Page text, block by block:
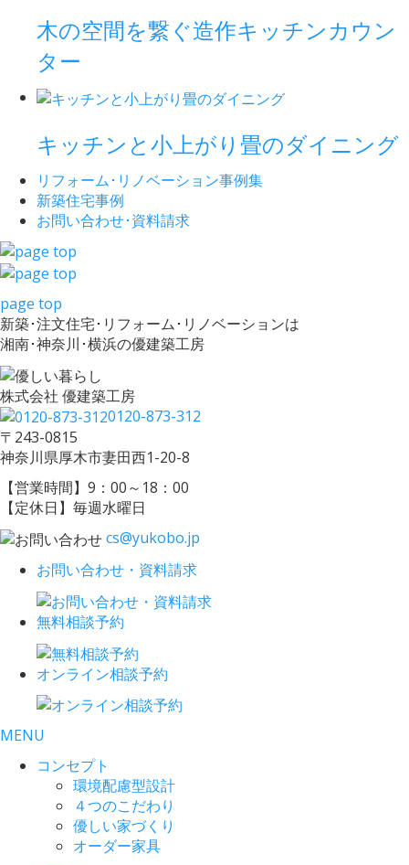
木の空間を繋ぐ造作キッチンカウン
ター
キッチンと小上がり畳のダイニング
リフォーム･ リノベーション事例集
新築住宅事例
お問い合わせ･資料請求
page top
新築･注文住宅･リフォーム･リノベーションは
湘南･神奈川･横浜の優建築工房
株式会社 優建築工房
0120-873-312
〒243-0815
神奈川県厚木市妻田西1-20-8
【営業時間】9：00～18：00
【定休日】毎週水曜日
cs@yukobo.jp
お問い合わせ・資料請求
無料相談予約
オンライン相談予約
MENU
コンセプト
環境配慮型設計
４つのこだわり
優しい家づくり
オーダー家具